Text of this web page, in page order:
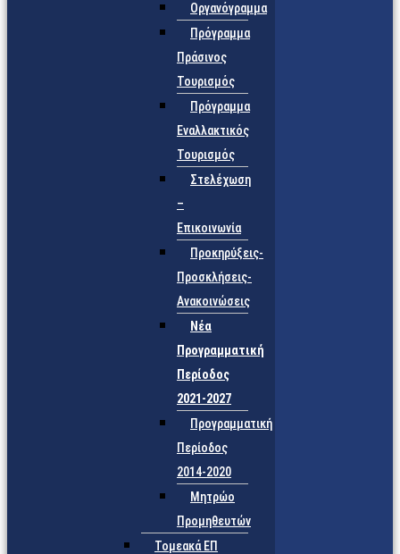
Οργανόγραμμα
Πρόγραμμα
Πράσινος
Τουρισμός
Πρόγραμμα
Εναλλακτικός
Τουρισμός
Στελέχωση
–
Επικοινωνία
Προκηρύξεις-
Προσκλήσεις-
Ανακοινώσεις
Νέα
Προγραμματική
Περίοδος
2021-2027
Προγραμματική
Περίοδος
2014-2020
Μητρώο
Προμηθευτών
Τομεακά ΕΠ